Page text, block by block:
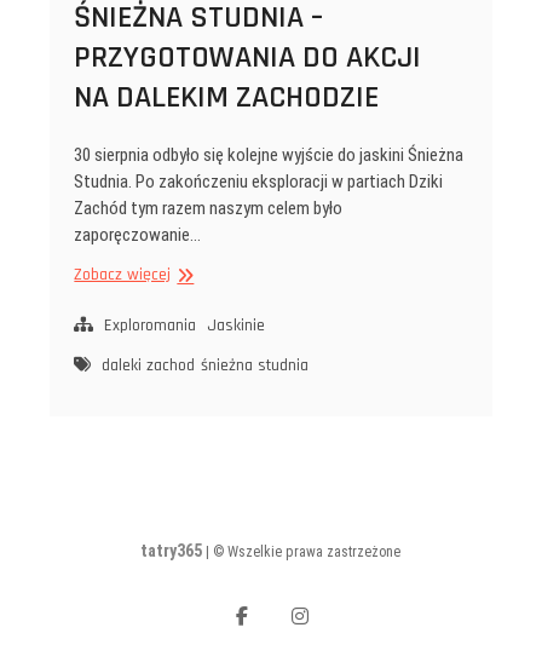
ŚNIEŻNA STUDNIA –
PRZYGOTOWANIA DO AKCJI
NA DALEKIM ZACHODZIE
30 sierpnia odbyło się kolejne wyjście do jaskini Śnieżna
Studnia. Po zakończeniu eksploracji w partiach Dziki
Zachód tym razem naszym celem było
zaporęczowanie…
Zobacz więcej ŚNIEŻNA
–
DO AKCJI
Exploromania
Jaskinie
daleki zachod śnieżna studnia
tatry365 | © Wszelkie prawa zastrzeżone
facebookinstagram